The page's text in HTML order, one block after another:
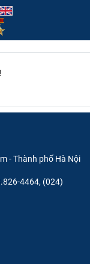
- Thành phố Hà Nội
4464, (024)